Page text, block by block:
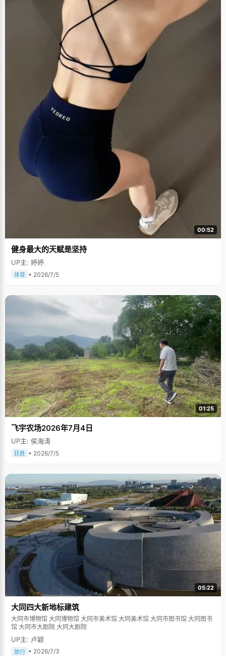
00:52
健身最大的天赋是坚持
UP主: 婷婷
体育 • 2026/7/5
01:25
飞宇农场2026年7月4日
UP主: 侯海涛
跃胜 • 2026/7/5
05:22
大同四大新地标建筑
大同市博物馆 大同博物馆 大同市美术馆 大同美术馆 大同市图书馆 大同图书
馆 大同市大剧院 大同大剧院
UP主: 卢颖
旅行 • 2026/7/3